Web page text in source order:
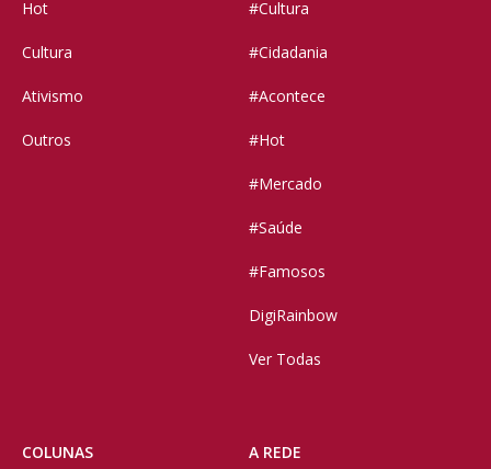
Hot
Cultura
Ativismo
Outros
#Cultura
#Cidadania
#Acontece
#Hot
#Mercado
#Saúde
#Famosos
DigiRainbow
Ver Todas
COLUNAS A REDE